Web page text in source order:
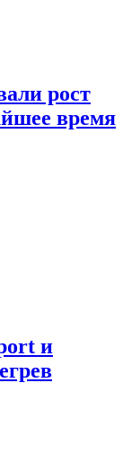
рост
время
и